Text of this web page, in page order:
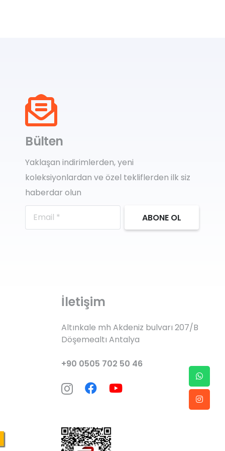
Bülten
Yaklaşan indirimlerden, yeni
koleksiyonlardan ve özel tekliflerden ilk siz
haberdar olun
ABONE OL
İletişim
Altınkale mh Akdeniz bulvarı 207/B
Döşemealtı Antalya
+90 0505 702 50 46